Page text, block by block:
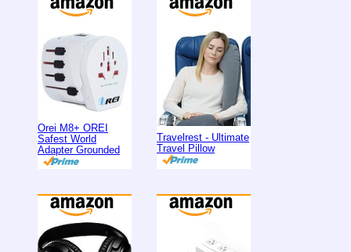
Orei M8+ OREI
Safest World
Adapter Grounded
Travelrest - Ultimate
Travel Pillow